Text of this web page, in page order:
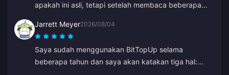
apakah ini asli, tetapi setelah membaca beberapa
dalam waktu kurang dari 2 menit, jadi saya sangat
senang.
Jarrett Meyer2026/08/04
Saya sudah menggunakan BitTopUp selama
beberapa tahun dan saya akan katakan tiga hal: